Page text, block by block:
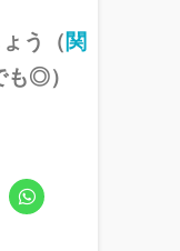
う（関
も◎）